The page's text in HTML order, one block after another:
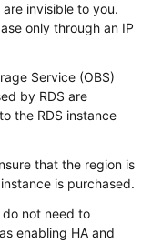
invisible to you.
only through an IP
Service (OBS)
by RDS are
the RDS instance
that the region is
is purchased.
do not need to
enabling HA and